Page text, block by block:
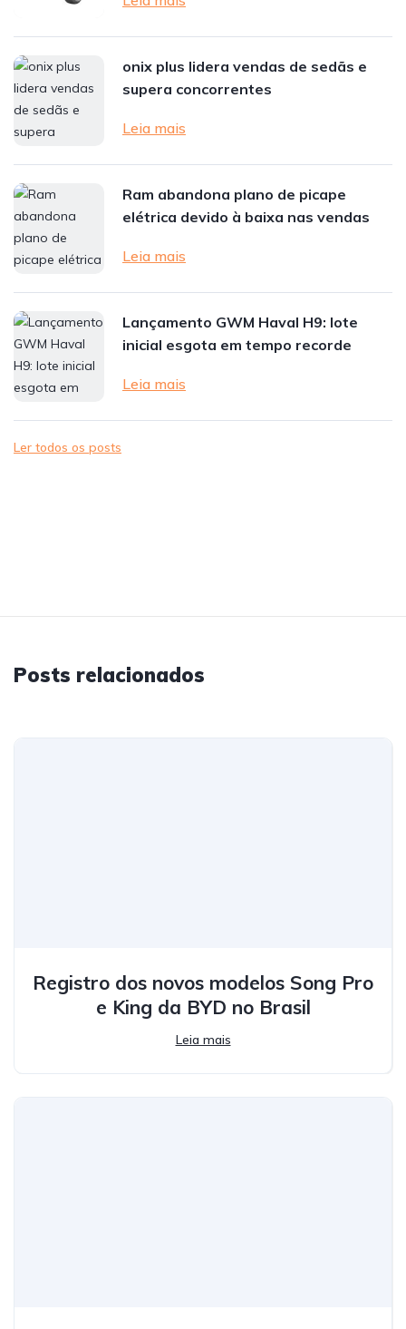
onix plus lidera vendas de sedãs e
supera concorrentes
Leia mais
Ram abandona plano de picape
elétrica devido à baixa nas vendas
Leia mais
Lançamento GWM Haval H9: lote
inicial esgota em tempo recorde
Leia mais
Ler todos os posts
Posts relacionados
Registro dos novos modelos Song Pro
e King da BYD no Brasil
Leia mais